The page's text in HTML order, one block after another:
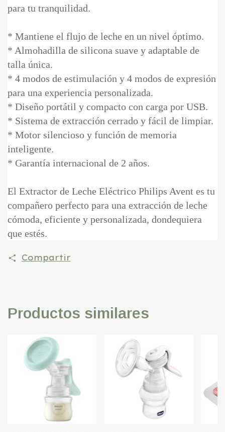
para tu tranquilidad.
* Mantiene el flujo de leche en un nivel óptimo.
* Almohadilla de silicona suave y adaptable de
talla única.
* 4 modos de estimulación y 4 modos de expresión
para una experiencia personalizada.
* Diseño portátil y compacto con carga por USB.
* Sistema de extracción cerrado y fácil de limpiar.
* Motor silencioso y función de memoria
inteligente.
* Garantía internacional de 2 años.
El Extractor de Leche Eléctrico Philips Avent es tu
compañero perfecto para una extracción de leche
cómoda, eficiente y personalizada, dondequiera
que estés.
Compartir
Productos similares